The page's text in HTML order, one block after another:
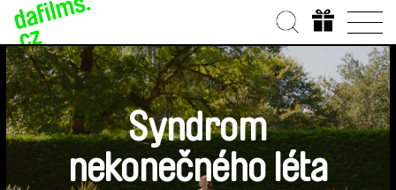
Syndrom
nekonečného léta